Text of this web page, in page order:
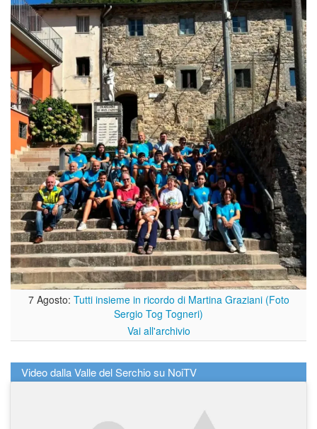
7 Agosto: Tutti insieme in ricordo di Martina Graziani (Foto
Sergio Tog Togneri)
Vai all'archivio
Video dalla Valle del Serchio su NoiTV